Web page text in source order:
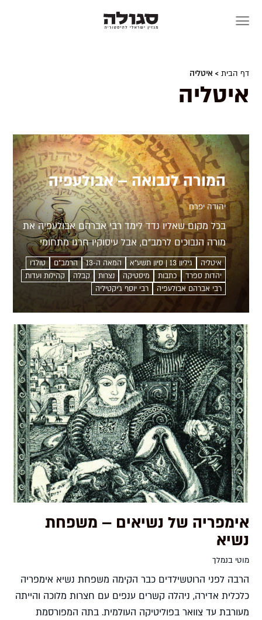
דף הבית > איטליה
איטליה
המורה לנבואה – אבולעפיה
יהודה יפרח
בכל מקום שאליו נדד לימד רבי אברהם אבולעפיה את
מורה הנבוכים לרמב"ם, אבל עיסוקיו חרגו מתחומי
ההיגיון והשכל הישר. תורותיו של המקובל שהכין עצמו
להחזרת הנבואה - שיש להן היום הד בשיטות ניו-אייג'
מדיטטיביות -...
איטליה גיליון 13 | סיון תשע"א המאה ה-13 הרמב"ם
טולדו
יהדות ספרד
כתבות מיסטיקה נצרות קבלה
קהילות ועֵדות
רבי אברהם אבולעפיה
רבי יוסף ג'יקטיליה
אימפריה של נשיאים – משפחת
נשיא
מוטי בנמלך
הרבה לפני הרוטשילדים כבר הקימה משפחת נשיא אימפריה
כלכלית אדירה, ניהלה קשרים ענפים עם חצרות מלוכה והייתה
מעורבת עד צוואר בפוליטיקה העולמית. בתה המפורסמת